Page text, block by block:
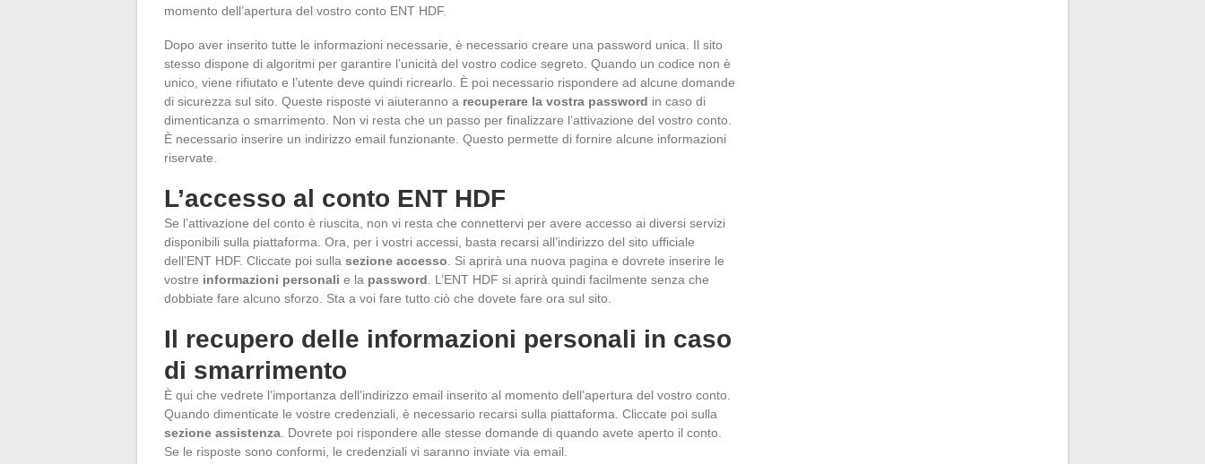
momento dell’apertura del vostro conto ENT HDF.
Dopo aver inserito tutte le informazioni necessarie, è necessario creare una password unica. Il sito
stesso dispone di algoritmi per garantire l’unicità del vostro codice segreto. Quando un codice non è
unico, viene rifiutato e l’utente deve quindi ricrearlo. È poi necessario rispondere ad alcune domande
di sicurezza sul sito. Queste risposte vi aiuteranno a recuperare la vostra password in caso di
dimenticanza o smarrimento. Non vi resta che un passo per finalizzare l’attivazione del vostro conto.
È necessario inserire un indirizzo email funzionante. Questo permette di fornire alcune informazioni
riservate.
L’accesso al conto ENT HDF
Se l’attivazione del conto è riuscita, non vi resta che connettervi per avere accesso ai diversi servizi
disponibili sulla piattaforma. Ora, per i vostri accessi, basta recarsi all’indirizzo del sito ufficiale
dell’ENT HDF. Cliccate poi sulla sezione accesso . Si aprirà una nuova pagina e dovrete inserire le
vostre informazioni personali e la password . L’ENT HDF si aprirà quindi facilmente senza che
dobbiate fare alcuno sforzo. Sta a voi fare tutto ciò che dovete fare ora sul sito.
Il recupero delle informazioni personali in caso
di smarrimento
È qui che vedrete l’importanza dell’indirizzo email inserito al momento dell’apertura del vostro conto.
Quando dimenticate le vostre credenziali, è necessario recarsi sulla piattaforma. Cliccate poi sulla
sezione assistenza . Dovrete poi rispondere alle stesse domande di quando avete aperto il conto.
Se le risposte sono conformi, le credenziali vi saranno inviate via email.